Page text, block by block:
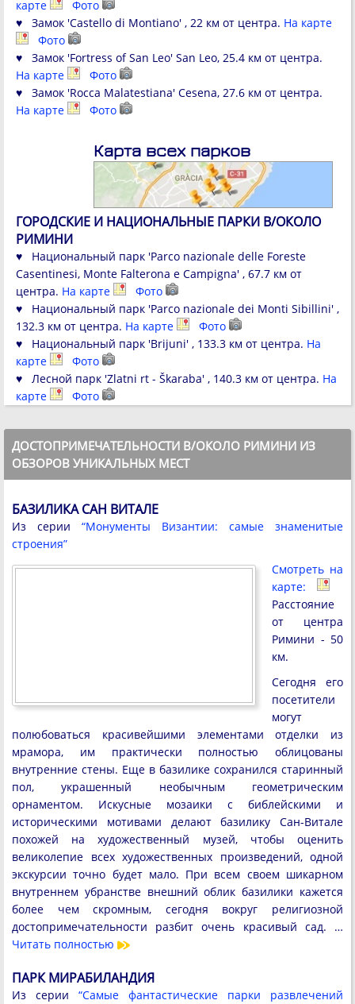
карте
Фото
♥ Замок 'Castello di Montiano' , 22 км от центра. На карте
Фото
♥ Замок 'Fortress of San Leo' San Leo, 25.4 км от центра.
На карте
Фото
♥ Замок 'Rocca Malatestiana' Cesena, 27.6 км от центра.
На карте
Фото
Карта всех парков
ГОРОДСКИЕ И НАЦИОНАЛЬНЫЕ ПАРКИ В/ОКОЛО
РИМИНИ
♥ Национальный парк 'Parco nazionale delle Foreste
Casentinesi, Monte Falterona e Campigna' , 67.7 км от
центра. На карте
Фото
♥ Национальный парк 'Parco nazionale dei Monti Sibillini' ,
132.3 км от центра. На карте
Фото
♥ Национальный парк 'Brijuni' , 133.3 км от центра. На
карте
Фото
♥ Лесной парк 'Zlatni rt - Škaraba' , 140.3 км от центра. На
карте
Фото
ДОСТОПРИМЕЧАТЕЛЬНОСТИ В/ОКОЛО РИМИНИ ИЗ
ОБЗОРОВ УНИКАЛЬНЫХ МЕСТ
БАЗИЛИКА САН ВИТАЛЕ
Из серии “Монументы Византии: cамые знаменитые
строения”
Смотреть на
карте:
Расстояние
от центра
Римини - 50
км.
Сегодня его
посетители
могут
полюбоваться красивейшими элементами отделки из
мрамора, им практически полностью облицованы
внутренние стены. Еще в базилике сохранился старинный
пол, украшенный необычным геометрическим
орнаментом. Искусные мозаики с библейскими и
историческими мотивами делают базилику Сан-Витале
похожей на художественный музей, чтобы оценить
великолепие всех художественных произведений, одной
экскурсии точно будет мало. При всем своем шикарном
внутреннем убранстве внешний облик базилики кажется
более чем скромным, сегодня вокруг религиозной
достопримечательности разбит очень красивый сад. …
Читать полностью
ПАРК МИРАБИЛАНДИЯ
Из серии “Самые фантастические парки развлечений